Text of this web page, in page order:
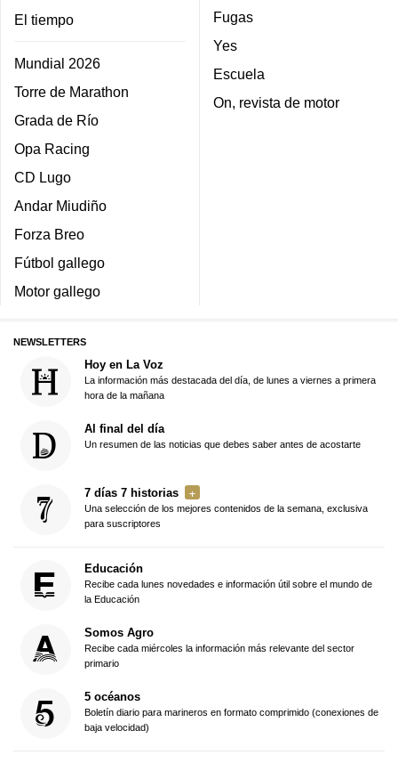
El tiempo
Mundial 2026
Torre de Marathon
Grada de Río
Opa Racing
CD Lugo
Andar Miudiño
Forza Breo
Fútbol gallego
Motor gallego
Fugas
Yes
Escuela
On, revista de motor
NEWSLETTERS
Hoy en La Voz
La información más destacada del día, de lunes a viernes a primera
hora de la mañana
Al final del día
Un resumen de las noticias que debes saber antes de acostarte
7 días 7 historias
Una selección de los mejores contenidos de la semana, exclusiva
para suscriptores
Educación
Recibe cada lunes novedades e información útil sobre el mundo de
la Educación
Somos Agro
Recibe cada miércoles la información más relevante del sector
primario
5 océanos
Boletín diario para marineros en formato comprimido (conexiones de
baja velocidad)